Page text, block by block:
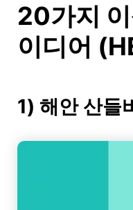
20가지
이디어
1) 해안 산들